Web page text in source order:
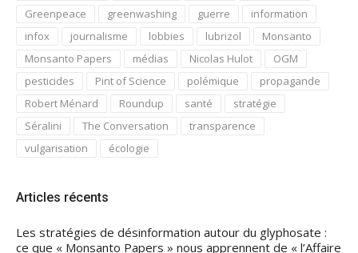
Greenpeace
greenwashing guerre
information
infox
journalisme lobbies lubrizol
Monsanto
Monsanto Papers
médias Nicolas Hulot
OGM
pesticides
Pint of Science polémique
propagande
Robert Ménard
Roundup santé
stratégie
Séralini
The Conversation
transparence
vulgarisation
écologie
Articles récents
Les stratégies de désinformation autour du glyphosate :
ce que « Monsanto Papers » nous apprennent de « l’Affaire